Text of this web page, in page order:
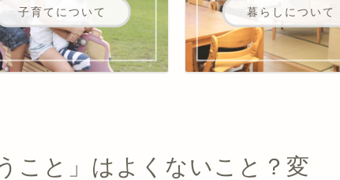
子育てについて 暮らしについて
こと」はよくないこと？変